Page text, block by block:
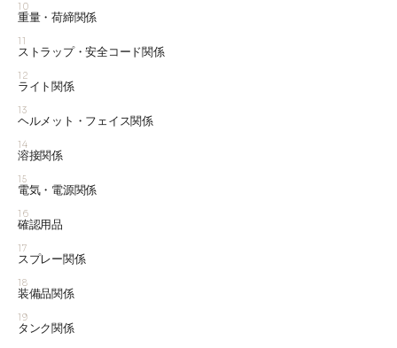
10
重量・荷締関係
11
ストラップ・安全コード関係
12
ライト関係
13
ヘルメット・フェイス関係
14
溶接関係
15
電気・電源関係
16
確認用品
17
スプレー関係
18
装備品関係
19
タンク関係